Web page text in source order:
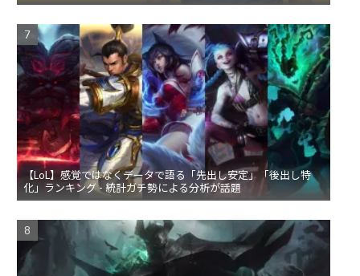
【LoL】感覚ではなくデータで語る「先出し安定」「後出し特
化」ランキング - 統計ガチ勢による分析が話題